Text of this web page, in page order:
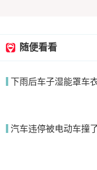
随便看看
下雨后车子湿能罩车
汽车违停被电动车撞